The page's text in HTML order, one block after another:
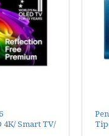
4K/ Smart TV/